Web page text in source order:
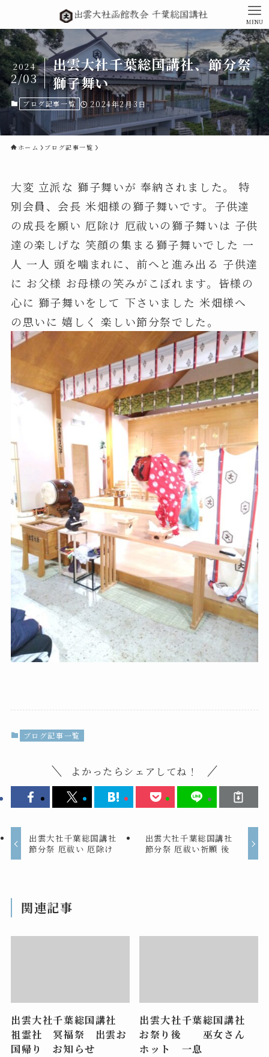
MENU
出雲大社千葉総国講社、節分祭
獅子舞い
2024
2/03
ブログ記事一覧 2024年2月3日
ホーム ブログ記事一覧
大変 立派な 獅子舞いが 奉納されました。 特
別会員、会長 米畑様の獅子舞いです。子供達
の成長を願い 厄除け 厄祓いの獅子舞いは 子供
達の楽しげな 笑顔の集まる獅子舞いでした 一
人 一人 頭を噛まれに、前へと進み出る 子供達
に お父様 お母様の笑みがこぼれます。皆様の
心に 獅子舞いをして 下さいました 米畑様へ
の思いに 嬉しく 楽しい節分祭でした。
ブログ記事一覧
よかったらシェアしてね！
出雲大社千葉総国講社
節分祭 厄祓い 厄除け
出雲大社千葉総国講社
節分祭 厄祓い祈願 後
関連記事
出雲大社千葉総国講社
祖霊社 冥福祭 出雲お
国帰り お知らせ
出雲大社千葉総国講社
お祭り後 巫女さん
ホット 一息